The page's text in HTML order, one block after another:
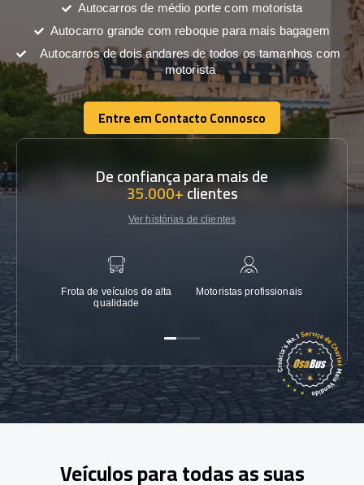
Autocarros de médio porte com motorista
Autocarro grande com reboque para mais bagagem
Autocarros de dois andares de todos os tamanhos com
motorista
Entre em Contacto Connosco
Entre em Contacto Connosco
De confiança para mais de
35.000+clientes
Ver histórias de clientes
Frota de veículos de alta
qualidade
Motoristas profissionais
Veículos para todas as suas